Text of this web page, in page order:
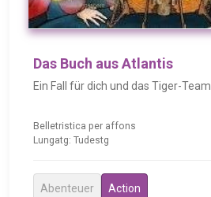
Das Buch aus Atlantis
Ein Fall für dich und das Tiger-Team
Belletristica per affons
Lungatg: Tudestg
Abenteuer Action